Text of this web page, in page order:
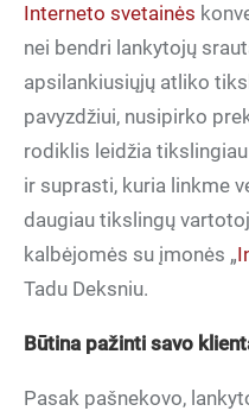
Interneto svetainės
nei bendri lankytojų
apsilankiusiųjų atliko
pavyzdžiui, nusipirko
rodiklis leidžia
ir suprasti, kuria linkme
daugiau tikslingų
kalbėjomės su įmonės „
Tadu Deksniu.
Būtina pažinti savo
Pasak pašnekovo,